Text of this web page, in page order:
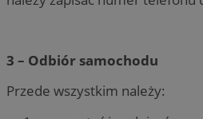
3 – Odbiór samochodu
Przede wszystkim należy: